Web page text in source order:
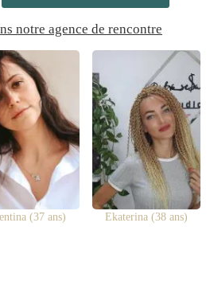
notre agence de rencontre
(37 ans) Ekaterina (38 ans)